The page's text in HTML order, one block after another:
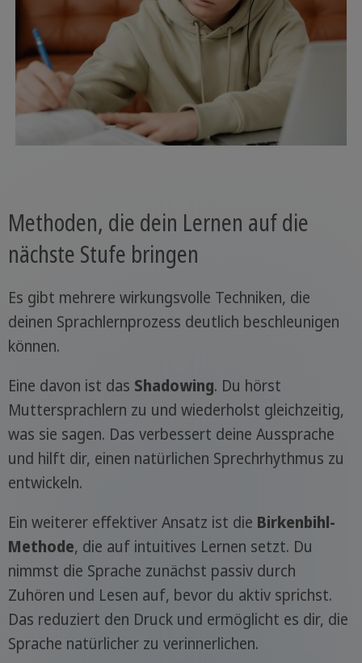
Methoden, die dein Lernen auf die
nächste Stufe bringen
Es gibt mehrere wirkungsvolle Techniken, die
deinen Sprachlernprozess deutlich beschleunigen
können.
Eine davon ist das Shadowing. Du hörst
Muttersprachlern zu und wiederholst gleichzeitig,
was sie sagen. Das verbessert deine Aussprache
und hilft dir, einen natürlichen Sprechrhythmus zu
entwickeln.
Ein weiterer effektiver Ansatz ist die Birkenbihl-
Methode, die auf intuitives Lernen setzt. Du
nimmst die Sprache zunächst passiv durch
Zuhören und Lesen auf, bevor du aktiv sprichst.
Das reduziert den Druck und ermöglicht es dir, die
Sprache natürlicher zu verinnerlichen.